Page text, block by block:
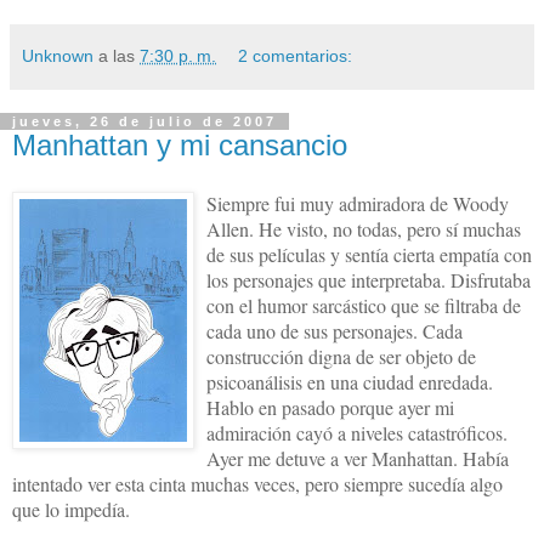
Unknown a las 7:30 p. m. 2 comentarios:
jueves, 26 de julio de 2007
Manhattan y mi cansancio
Siempre fui muy admiradora de Woody
Allen. He visto, no todas, pero sí muchas
de sus películas y sentía cierta empatía con
los personajes que interpretaba. Disfrutaba
con el humor sarcástico que se filtraba de
cada uno de sus personajes. Cada
construcción digna de ser objeto de
psicoanálisis en una ciudad enredada.
Hablo en pasado porque ayer mi
admiración cayó a niveles catastróficos.
Ayer me detuve a ver Manhattan. Había
intentado ver esta cinta muchas veces, pero siempre sucedía algo
que lo impedía.